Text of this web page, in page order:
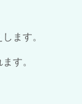
ます。
す。